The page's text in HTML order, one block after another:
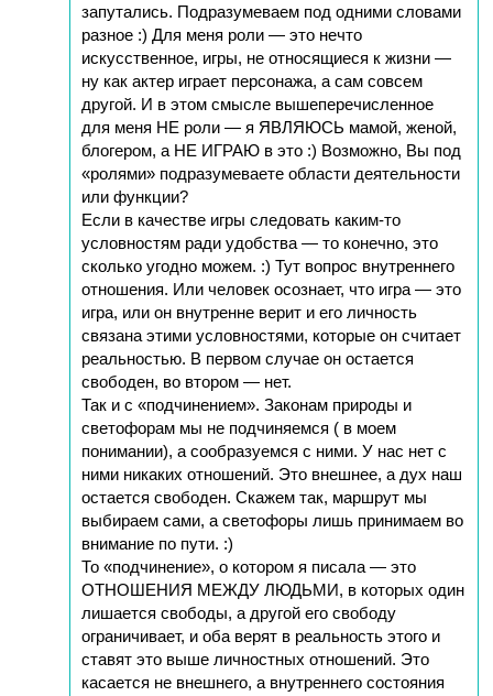
запутались. Подразумеваем под одними словами
разное :) Для меня роли — это нечто
искусственное, игры, не относящиеся к жизни —
ну как актер играет персонажа, а сам совсем
другой. И в этом смысле вышеперечисленное
для меня НЕ роли — я ЯВЛЯЮСЬ мамой, женой,
блогером, а НЕ ИГРАЮ в это :) Возможно, Вы под
«ролями» подразумеваете области деятельности
или функции?
Если в качестве игры следовать каким-то
условностям ради удобства — то конечно, это
сколько угодно можем. :) Тут вопрос внутреннего
отношения. Или человек осознает, что игра — это
игра, или он внутренне верит и его личность
связана этими условностями, которые он считает
реальностью. В первом случае он остается
свободен, во втором — нет.
Так и с «подчинением». Законам природы и
светофорам мы не подчиняемся ( в моем
понимании), а сообразуемся с ними. У нас нет с
ними никаких отношений. Это внешнее, а дух наш
остается свободен. Скажем так, маршрут мы
выбираем сами, а светофоры лишь принимаем во
внимание по пути. :)
То «подчинение», о котором я писала — это
ОТНОШЕНИЯ МЕЖДУ ЛЮДЬМИ, в которых один
лишается свободы, а другой его свободу
ограничивает, и оба верят в реальность этого и
ставят это выше личностных отношений. Это
касается не внешнего, а внутреннего состояния